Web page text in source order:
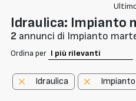
Idraulica: Impianto
2 annunci di Impianto
Ordina per
Idraulica